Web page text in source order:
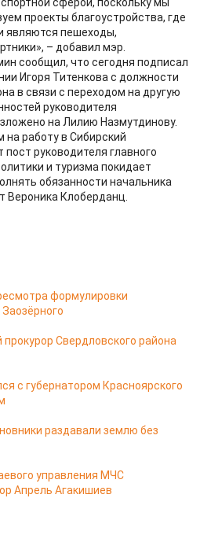
проекты благоустройства, где
являются пешеходы,
– добавил мэр.
сообщил, что сегодня подписал
Игоря Титенкова с должности
в связи с переходом на другую
руководителя
на Лилию Назмутдинову.
на работу в Сибирский
руководителя главного
и туризма покидает
обязанности начальника
Вероника Клоберданц.
формулировки
Свердловского района
с губернатором Красноярского
раздавали землю без
управления МЧС
Апрель Агакишиев